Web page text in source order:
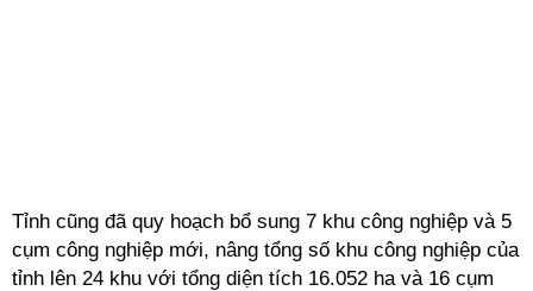
Tỉnh cũng đã quy hoạch bổ sung 7 khu công nghiệp và 5
cụm công nghiệp mới, nâng tổng số khu công nghiệp của
tỉnh lên 24 khu với tổng diện tích 16.052 ha và 16 cụm